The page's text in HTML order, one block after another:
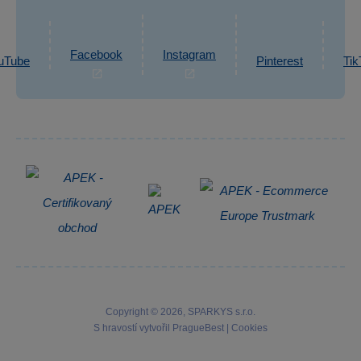
Informace o zpracování osobních údajů
Napsat zprávu
Facebook Instagram Pinterest
Copyright © 2026, SPARKYS s.r.o.
S hravostí vytvořil
PragueBest Cookies